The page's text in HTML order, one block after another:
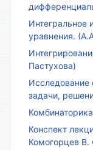
Интегральное
уравнения.
Пастухова)
Исследование
задачи,
Комбинаторика
Конспект
Комогорцев В.